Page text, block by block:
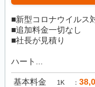
■新型コロナウイルス
■追加料金一切なし
■社長が見積り
ハート...
基本料金 1K